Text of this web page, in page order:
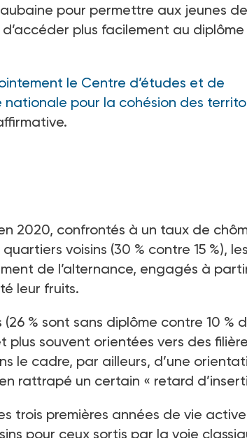
pour permettre aux jeunes
plus facilement au
le Centre d’études et de
nationale pour la cohésion des
2020, confrontés à un taux de
voisins (30 % contre 15 %), les
de l’alternance, engagés à
leur fruits.
(26 % sont sans diplôme contre 10 %
souvent orientées vers des
le cadre, par ailleurs, d’une
rattrapé un certain « retard
trois premières années de vie active
pour ceux sortis par la voie